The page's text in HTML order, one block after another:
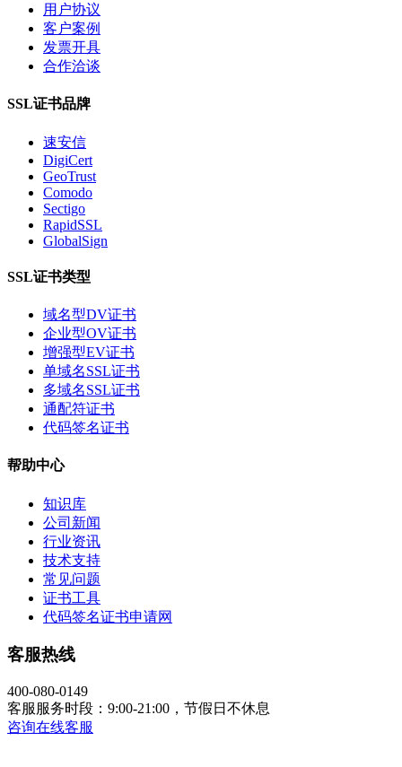
用户协议
客户案例
发票开具
合作洽谈
SSL证书品牌
速安信
DigiCert
GeoTrust
Comodo
Sectigo
RapidSSL
GlobalSign
SSL证书类型
域名型DV证书
企业型OV证书
增强型EV证书
单域名SSL证书
多域名SSL证书
通配符证书
代码签名证书
帮助中心
知识库
公司新闻
行业资讯
技术支持
常见问题
证书工具
代码签名证书申请网
客服热线
400-080-0149
客服服务时段：9:00-21:00，节假日不休息
咨询在线客服